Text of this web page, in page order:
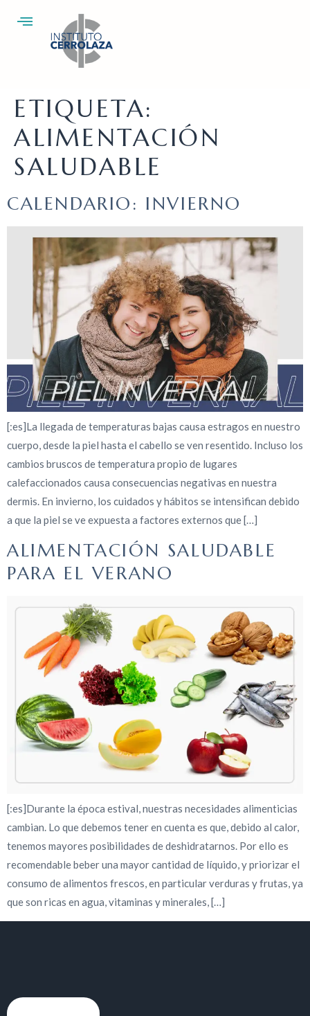
ETIQUETA:
ALIMENTACIÓN
SALUDABLE
CALENDARIO: INVIERNO
[:es]La llegada de temperaturas bajas causa estragos en nuestro
cuerpo, desde la piel hasta el cabello se ven resentido. Incluso los
cambios bruscos de temperatura propio de lugares
calefaccionados causa consecuencias negativas en nuestra
dermis. En invierno, los cuidados y hábitos se intensifican debido
a que la piel se ve expuesta a factores externos que […]
ALIMENTACIÓN SALUDABLE
PARA EL VERANO
[:es]Durante la época estival, nuestras necesidades alimenticias
cambian. Lo que debemos tener en cuenta es que, debido al calor,
tenemos mayores posibilidades de deshidratarnos. Por ello es
recomendable beber una mayor cantidad de líquido, y priorizar el
consumo de alimentos frescos, en particular verduras y frutas, ya
que son ricas en agua, vitaminas y minerales, […]